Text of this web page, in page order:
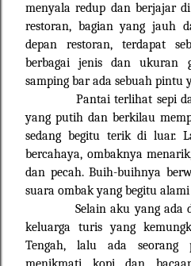
menyala redup dan berjajar
restoran, bagian yang jauh
depan restoran, terdapat
berbagai jenis dan ukuran
samping bar ada sebuah pintu
Pantai terlihat sepi dan
yang putih dan berkilau
sedang begitu terik di luar.
bercahaya, ombaknya
dan pecah. Buih-buihnya
suara ombak yang begitu
Selain aku yang ada di
keluarga turis yang
Tengah, lalu ada